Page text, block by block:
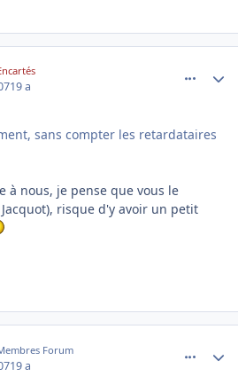
19 a
sans compter les retardataires
à nous, je pense que vous le
risque d'y avoir un petit
Forum
19 a